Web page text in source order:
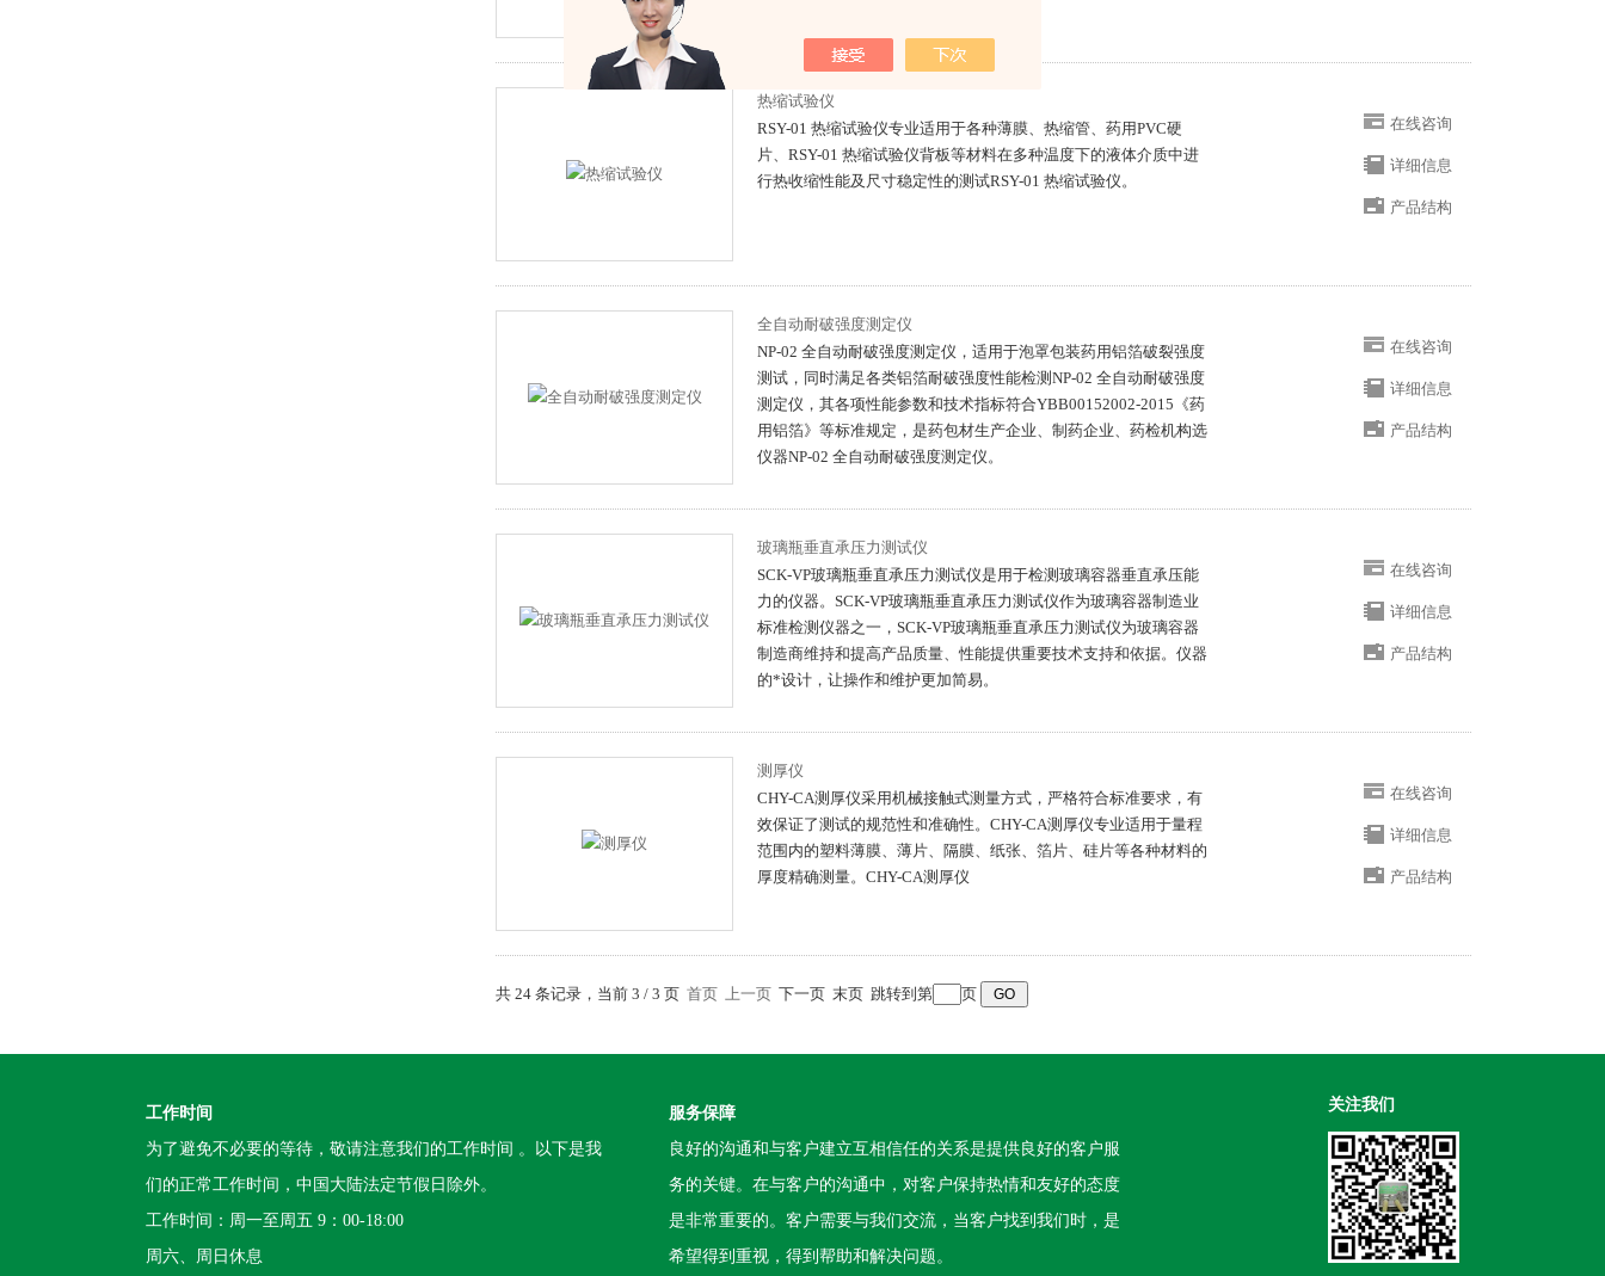
热缩试验仪
RSY-01 热缩试验仪专业适用于各种薄膜、热缩管、药用PVC硬
片、RSY-01 热缩试验仪背板等材料在多种温度下的液体介质中进
行热收缩性能及尺寸稳定性的测试RSY-01 热缩试验仪。
在线咨询
详细信息
产品结构
全自动耐破强度测定仪
NP-02 全自动耐破强度测定仪，适用于泡罩包装药用铝箔破裂强度
测试，同时满足各类铝箔耐破强度性能检测NP-02 全自动耐破强度
测定仪，其各项性能参数和技术指标符合YBB00152002-2015《药
用铝箔》等标准规定，是药包材生产企业、制药企业、药检机构选
仪器NP-02 全自动耐破强度测定仪。
在线咨询
详细信息
产品结构
玻璃瓶垂直承压力测试仪
SCK-VP玻璃瓶垂直承压力测试仪是用于检测玻璃容器垂直承压能
力的仪器。SCK-VP玻璃瓶垂直承压力测试仪作为玻璃容器制造业
标准检测仪器之一，SCK-VP玻璃瓶垂直承压力测试仪为玻璃容器
制造商维持和提高产品质量、性能提供重要技术支持和依据。仪器
的*设计，让操作和维护更加简易。
在线咨询
详细信息
产品结构
测厚仪
CHY-CA测厚仪采用机械接触式测量方式，严格符合标准要求，有
效保证了测试的规范性和准确性。CHY-CA测厚仪专业适用于量程
范围内的塑料薄膜、薄片、隔膜、纸张、箔片、硅片等各种材料的
厚度精确测量。CHY-CA测厚仪
在线咨询
详细信息
产品结构
共 24 条记录，当前 3 / 3 页 首页 上一页 下一页 末页 跳转到第 页
工作时间
为了避免不必要的等待，敬请注意我们的工作时间 。以下是我
们的正常工作时间，中国大陆法定节假日除外。
工作时间：周一至周五 9：00-18:00
周六、周日休息
服务保障
良好的沟通和与客户建立互相信任的关系是提供良好的客户服
务的关键。在与客户的沟通中，对客户保持热情和友好的态度
是非常重要的。客户需要与我们交流，当客户找到我们时，是
希望得到重视，得到帮助和解决问题。
关注我们